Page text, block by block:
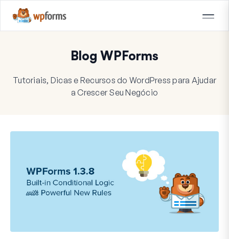
Blog WPForms
Tutoriais, Dicas e Recursos do WordPress para Ajudar
a Crescer Seu Negócio